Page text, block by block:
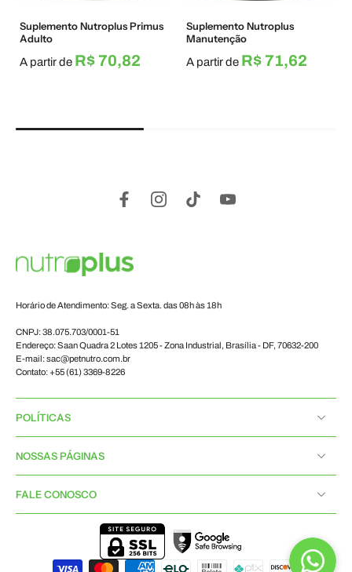
Suplemento Nutroplus Primus
Adulto
A partir de R$ 70,82
Suplemento Nutroplus
Manutenção
A partir de R$ 71,62
Horário de Atendimento: Seg. a Sexta. das 08h às 18h
CNPJ: 38.075.703/0001-51
Endereço: Saan Quadra 2 Lotes 1205 - Zona Industrial, Brasília - DF, 70632-200
E-mail: sac@petnutro.com.br
Contato: +55 (61) 3369-8226
POLÍTICAS
NOSSAS PÁGINAS
FALE CONOSCO